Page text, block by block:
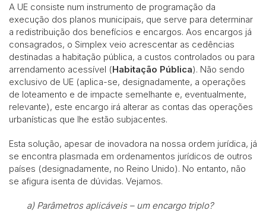
A UE consiste num instrumento de programação da
execução dos planos municipais, que serve para determinar
a redistribuição dos benefícios e encargos. Aos encargos já
consagrados, o Simplex veio acrescentar as cedências
destinadas a habitação pública, a custos controlados ou para
arrendamento acessível (Habitação Pública). Não sendo
exclusivo de UE (aplica-se, designadamente, a operações
de loteamento e de impacte semelhante e, eventualmente,
relevante), este encargo irá alterar as contas das operações
urbanísticas que lhe estão subjacentes.
Esta solução, apesar de inovadora na nossa ordem jurídica, já
se encontra plasmada em ordenamentos jurídicos de outros
países (designadamente, no Reino Unido). No entanto, não
se afigura isenta de dúvidas. Vejamos.
a) Parâmetros aplicáveis – um encargo triplo?